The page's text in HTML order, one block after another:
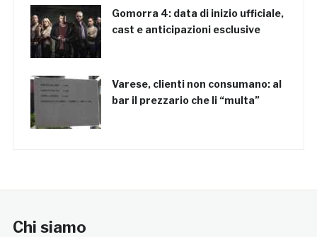
Gomorra 4: data di inizio ufficiale,
cast e anticipazioni esclusive
Varese, clienti non consumano: al
bar il prezzario che li “multa”
Chi siamo